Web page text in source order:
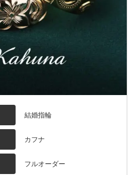
結婚指輪
カフナ
フルオーダー